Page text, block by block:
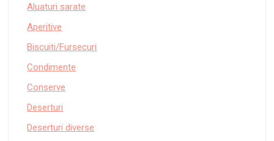
Aluaturi sarate
Aperitive
Biscuiti/Fursecuri
Condimente
Conserve
Deserturi
Deserturi diverse